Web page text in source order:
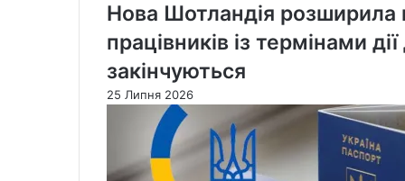
Нова Шотландія розширила
працівників із термінами
закінчуються
25 Липня 2026